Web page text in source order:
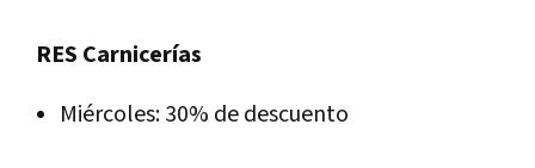
RES Carnicerías
Miércoles: 30% de descuento